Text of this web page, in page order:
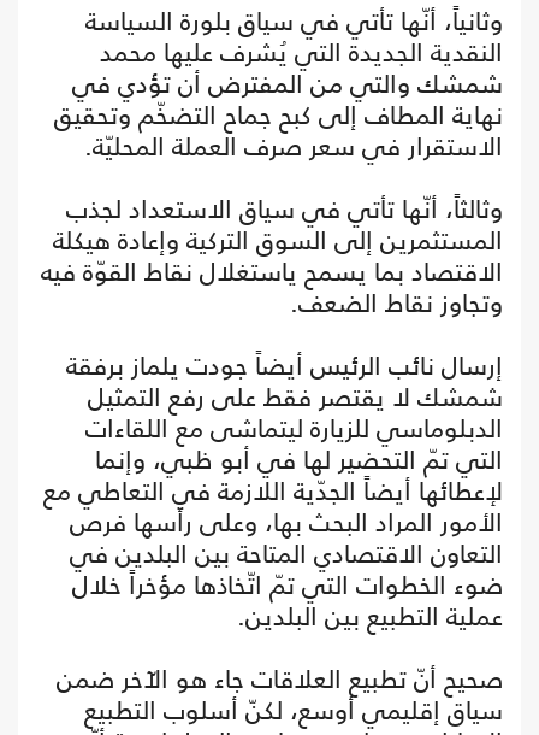
وثانياً، أنّها تأتي في سياق بلورة السياسة
النقدية الجديدة التي يُشرف عليها محمد
شمشك والتي من المفترض أن تؤدي في
نهاية المطاف إلى كبح جماح التضخّم وتحقيق
الاستقرار في سعر صرف العملة المحليّة.
وثالثاً، أنّها تأتي في سياق الاستعداد لجذب
المستثمرين إلى السوق التركية وإعادة هيكلة
الاقتصاد بما يسمح ياستغلال نقاط القوّة فيه
وتجاوز نقاط الضعف.
إرسال نائب الرئيس أيضاً جودت يلماز برفقة
شمشك لا يقتصر فقط على رفع التمثيل
الدبلوماسي للزيارة ليتماشى مع اللقاءات
التي تمّ التحضير لها في أبو ظبي، وإنما
لإعطائها أيضاً الجدّية اللازمة في التعاطي مع
الأمور المراد البحث بها، وعلى رأسها فرص
التعاون الاقتصادي المتاحة بين البلدين في
ضوء الخطوات التي تمّ اتّخاذها مؤخراً خلال
عملية التطبيع بين البلدين.
صحيح أنّ تطبيع العلاقات جاء هو الآخر ضمن
سياق إقليمي أوسع، لكنّ أسلوب التطبيع